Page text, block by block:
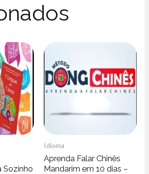
Sozinho
Idioma
Aprenda Falar Chinês
Mandarim em 10 dias –